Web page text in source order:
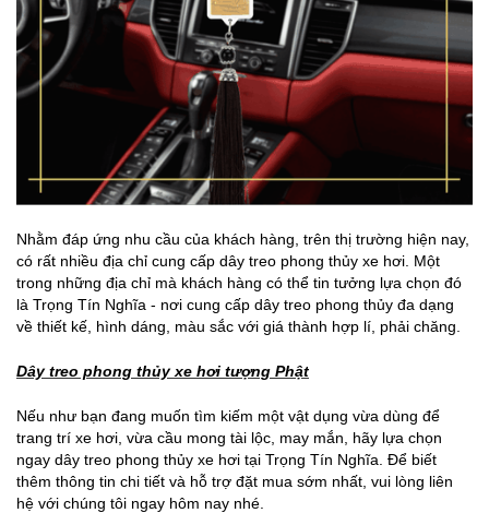
Nhằm đáp ứng nhu cầu của khách hàng, trên thị trường hiện nay,
có rất nhiều địa chỉ cung cấp dây treo phong thủy xe hơi. Một
trong những địa chỉ mà khách hàng có thể tin tưởng lựa chọn đó
là Trọng Tín Nghĩa - nơi cung cấp dây treo phong thủy đa dạng
về thiết kế, hình dáng, màu sắc với giá thành hợp lí, phải chăng.
Dây treo phong thủy xe hơi tượng Phật
Nếu như bạn đang muốn tìm kiếm một vật dụng vừa dùng để
trang trí xe hơi, vừa cầu mong tài lộc, may mắn, hãy lựa chọn
ngay dây treo phong thủy xe hơi tại Trọng Tín Nghĩa. Để biết
thêm thông tin chi tiết và hỗ trợ đặt mua sớm nhất, vui lòng liên
hệ với chúng tôi ngay hôm nay nhé.